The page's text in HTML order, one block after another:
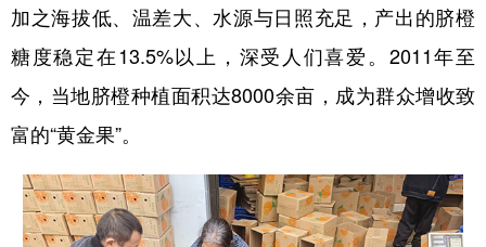
多语种频道
English Español Français عربى
Русский язык
Deutsch Português
加之海拔低、温差大、水源与日照充足，产出的脐橙
糖度稳定在13.5%以上，深受人们喜爱。2011年至
今，当地脐橙种植面积达8000余亩，成为群众增收致
富的“黄金果”。